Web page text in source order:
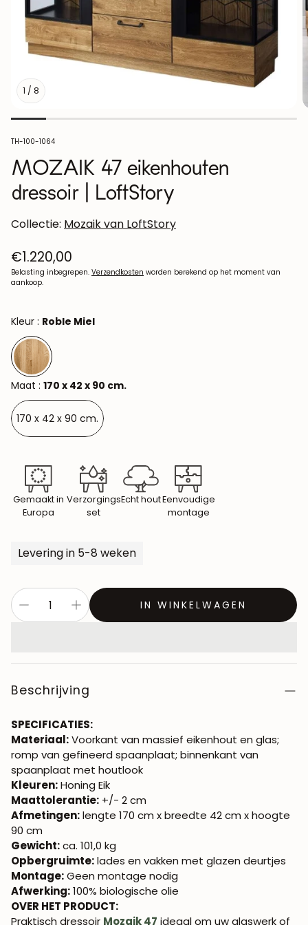
1 / 8
SKU:
TH-100-1064
MOZAIK 47 eikenhouten
dressoir | LoftStory
Collectie: Mozaik van LoftStory
Normale
prijs
€1.220,00
Belasting inbegrepen. Verzendkosten worden berekend op het moment van
aankoop.
Kleur : Roble Miel
Maat : 170 x 42 x 90 cm.
170 x 42 x 90 cm.
Gemaakt in
Europa
Verzorgings
set
Echt houtEenvoudige
montage
Levering in 5-8 weken
IN WINKELWAGEN
Beschrijving
SPECIFICATIES:
Materiaal:Voorkant van massief eikenhout en glas;
romp van gefineerd spaanplaat; binnenkant van
spaanplaat met houtlook
Kleuren:Honing Eik
Maattolerantie: +/- 2 cm
Afmetingen:lengte 170 cm x breedte 42 cm x hoogte
90 cm
Gewicht:ca. 101,0 kg
Opbergruimte:lades en vakken met glazen deurtjes
Montage:Geen montage nodig
Afwerking:100% biologische olie
OVER HET PRODUCT:
Praktisch dressoir Mozaik 47 ideaal om uw glaswerk of